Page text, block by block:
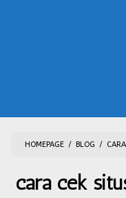
HOMEPAGE / BLOG /
cara cek